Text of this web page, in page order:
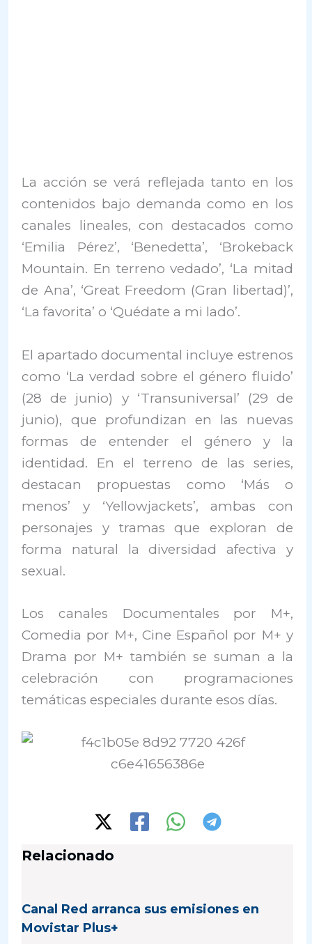
La acción se verá reflejada tanto en los
contenidos bajo demanda como en los
canales lineales, con destacados como
‘Emilia Pérez’, ‘Benedetta’, ‘Brokeback
Mountain. En terreno vedado’, ‘La mitad
de Ana’, ‘Great Freedom (Gran libertad)’,
‘La favorita’ o ‘Quédate a mi lado’.
El apartado documental incluye estrenos
como ‘La verdad sobre el género fluido’
(28 de junio) y ‘Transuniversal’ (29 de
junio), que profundizan en las nuevas
formas de entender el género y la
identidad. En el terreno de las series,
destacan propuestas como ‘Más o
menos’ y ‘Yellowjackets’, ambas con
personajes y tramas que exploran de
forma natural la diversidad afectiva y
sexual.
Los canales Documentales por M+,
Comedia por M+, Cine Español por M+ y
Drama por M+ también se suman a la
celebración con programaciones
temáticas especiales durante esos días.
Relacionado
Canal Red arranca sus emisiones en
Movistar Plus+